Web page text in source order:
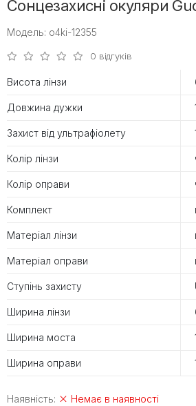
Сонцезахисні окуляри
Модель: o4ki-12355
0 відгуків
Висота лінзи
Довжина дужки
Захист від ультрафіолету
Колір лінзи
Колір оправи
Комплект
Матеріал лінзи
Матеріал оправи
Ступінь захисту
Ширина лінзи
Ширина моста
Ширина оправи
Наявність: Немає в наявності